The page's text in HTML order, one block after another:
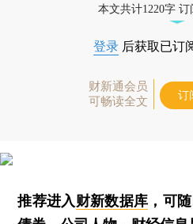
本文共计1220字
登录 后获取已订
财新通会员
可畅读全文
订
推荐进入财新数据库 ，可